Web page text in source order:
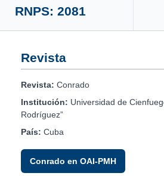
RNPS: 2081
Revista
Revista: Conrado
Institución: Universidad de
Rodríguez”
País: Cuba
Conrado en OAI-PMH